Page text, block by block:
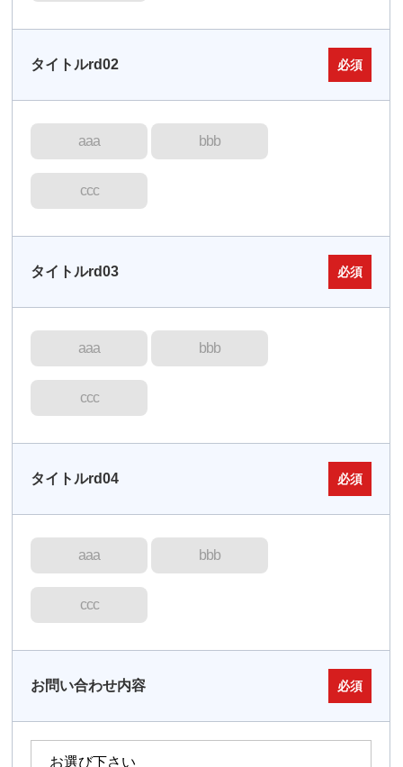
タイトルrd02 必須
aaa bbb
ccc
タイトルrd03 必須
aaa bbb
ccc
タイトルrd04 必須
aaa bbb
ccc
お問い合わせ内容 必須